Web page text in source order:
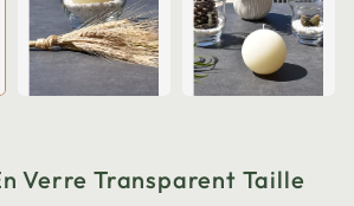
Verre Transparent Taille